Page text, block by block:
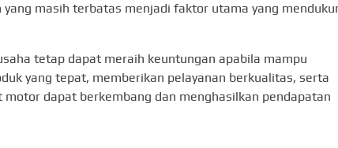
masih terbatas menjadi faktor utama yang
tetap dapat meraih keuntungan apabila mampu
yang tepat, memberikan pelayanan berkualitas, serta
dapat berkembang dan menghasilkan pendapatan